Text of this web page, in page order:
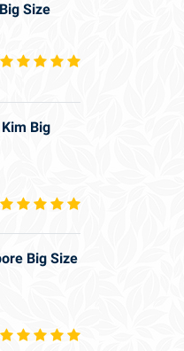
Size
Big
Big Size